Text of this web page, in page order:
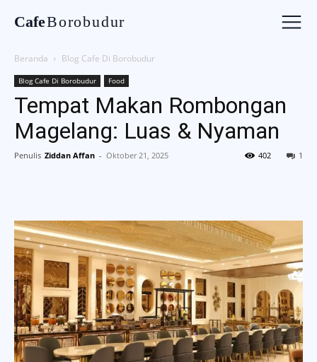
CafeBorobudur
Beranda Blog Cafe Di Borobudur
Blog Cafe Di Borobudur Food
Tempat Makan Rombongan
Magelang: Luas & Nyaman
Penulis Ziddan Affan - Oktober 21, 2025 1
402